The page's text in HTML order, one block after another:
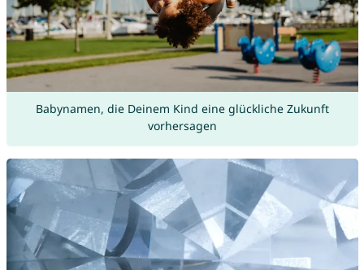
Babynamen, die Deinem Kind eine glückliche Zukunft
vorhersagen